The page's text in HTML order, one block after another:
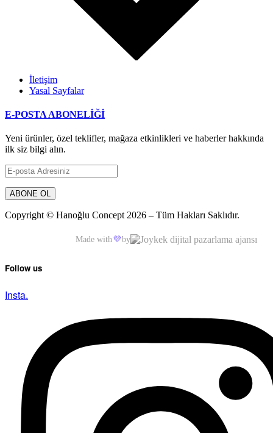
İletişim
Yasal Sayfalar
E-POSTA ABONELİĞİ
Yeni ürünler, özel teklifler, mağaza etkinlikleri ve haberler hakkında
ilk siz bilgi alın.
Copyright © Hanoğlu Concept 2026 – Tüm Hakları Saklıdır.
Made with💜by
Follow us
Insta.